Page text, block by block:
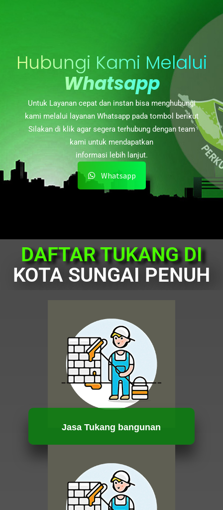
Hubungi Kami Melalui
Whatsapp
Untuk Layanan cepat dan instan bisa menghubungi
kami melalui layanan Whatsapp pada tombol berikut
Silakan di klik agar segera terhubung dengan team
kami untuk mendapatkan
informasi lebih lanjut.
Whatsapp
DAFTAR TUKANG DI
KOTA SUNGAI PENUH
Jasa Tukang bangunan
HUBUNGI KAMI